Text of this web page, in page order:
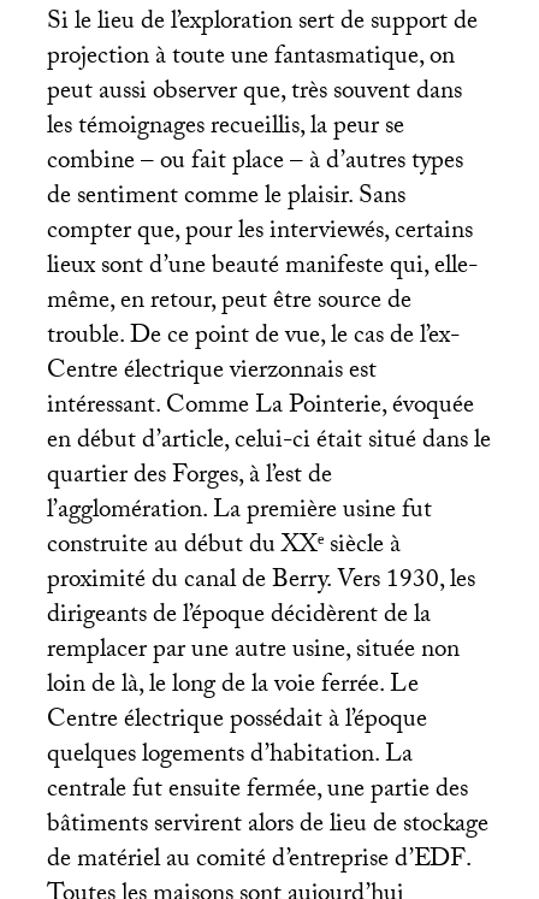
Si le lieu de l’exploration sert de support de
projection à toute une fantasmatique, on
peut aussi observer que, très souvent dans
les témoignages recueillis, la peur se
combine – ou fait place – à d’autres types
de sentiment comme le plaisir. Sans
compter que, pour les interviewés, certains
lieux sont d’une beauté manifeste qui, elle-
même, en retour, peut être source de
trouble. De ce point de vue, le cas de l’ex-
Centre électrique vierzonnais est
intéressant. Comme La Pointerie, évoquée
en début d’article, celui-ci était situé dans le
quartier des Forges, à l’est de
l’agglomération. La première usine fut
construite au début duXXᵉ siècle à
proximité du canal de Berry. Vers 1930, les
dirigeants de l’époque décidèrent de la
remplacer par une autre usine, située non
loin de là, le long de la voie ferrée. Le
Centre électrique possédait à l’époque
quelques logements d’habitation. La
centrale fut ensuite fermée, une partie des
bâtiments servirent alors de lieu de stockage
de matériel au comité d’entreprise d’EDF.